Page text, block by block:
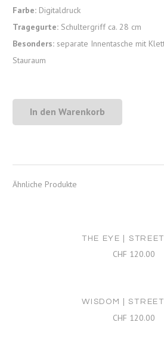
Farbe: Digitaldruck
Tragegurte: Schultergriff ca. 28 cm
Besonders: separate Innentasche mit
Stauraum
Menge
In den Warenkorb
Ähnliche Produkte
THE EYE |
CHF 120.00
WISDOM |
CHF 120.00